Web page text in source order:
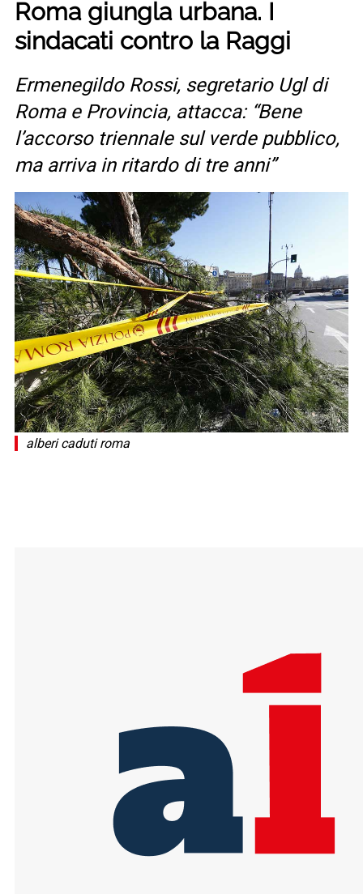
Roma giungla urbana. I
sindacati contro la Raggi
Ermenegildo Rossi, segretario Ugl di
Roma e Provincia, attacca: “Bene
l’accorso triennale sul verde pubblico,
ma arriva in ritardo di tre anni”
alberi caduti roma